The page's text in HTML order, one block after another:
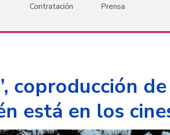
Contratación Prensa
coproducción
está en los